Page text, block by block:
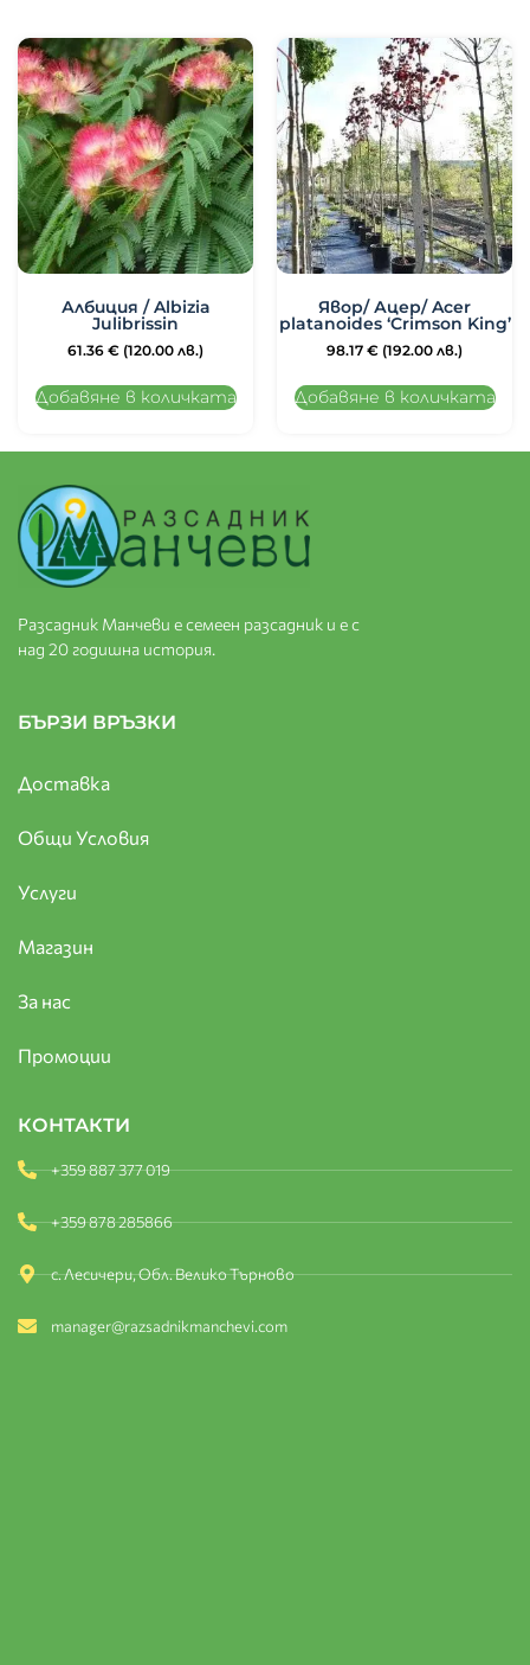
Албиция / Albizia
Julibrissin
61.36 € (120.00 лв.)
Добавяне в количката
Явор/ Ацер/ Acer
platanoides ‘Crimson King’
98.17 € (192.00 лв.)
Добавяне в количката
Разсадник Манчеви е семеен разсадник и е с
над 20 годишна история.
БЪРЗИ ВРЪЗКИ
Доставка
Общи Условия
Услуги
Магазин
За нас
Промоции
КОНТАКТИ
+359 887 377 019
+359 878 285866
с. Лесичери, Обл. Велико Търново
manager@razsadnikmanchevi.com